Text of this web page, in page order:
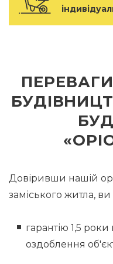
Довіривши нашій
заміського житла,
гарантію 1,5
оздоблення